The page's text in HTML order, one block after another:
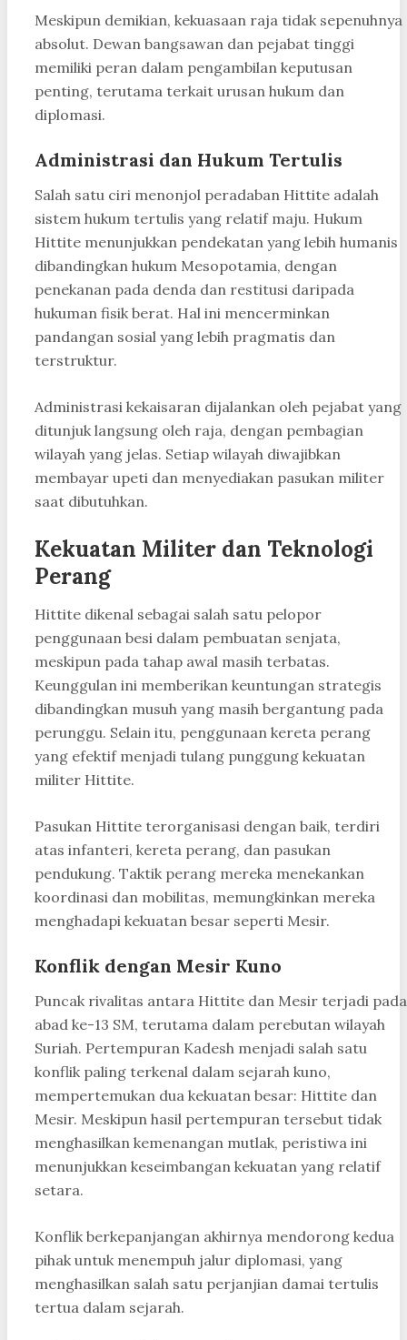
Meskipun demikian, kekuasaan raja tidak sepenuhnya
absolut. Dewan bangsawan dan pejabat tinggi
memiliki peran dalam pengambilan keputusan
penting, terutama terkait urusan hukum dan
diplomasi.
Administrasi dan Hukum Tertulis
Salah satu ciri menonjol peradaban Hittite adalah
sistem hukum tertulis yang relatif maju. Hukum
Hittite menunjukkan pendekatan yang lebih humanis
dibandingkan hukum Mesopotamia, dengan
penekanan pada denda dan restitusi daripada
hukuman fisik berat. Hal ini mencerminkan
pandangan sosial yang lebih pragmatis dan
terstruktur.
Administrasi kekaisaran dijalankan oleh pejabat yang
ditunjuk langsung oleh raja, dengan pembagian
wilayah yang jelas. Setiap wilayah diwajibkan
membayar upeti dan menyediakan pasukan militer
saat dibutuhkan.
Kekuatan Militer dan Teknologi
Perang
Hittite dikenal sebagai salah satu pelopor
penggunaan besi dalam pembuatan senjata,
meskipun pada tahap awal masih terbatas.
Keunggulan ini memberikan keuntungan strategis
dibandingkan musuh yang masih bergantung pada
perunggu. Selain itu, penggunaan kereta perang
yang efektif menjadi tulang punggung kekuatan
militer Hittite.
Pasukan Hittite terorganisasi dengan baik, terdiri
atas infanteri, kereta perang, dan pasukan
pendukung. Taktik perang mereka menekankan
koordinasi dan mobilitas, memungkinkan mereka
menghadapi kekuatan besar seperti Mesir.
Konflik dengan Mesir Kuno
Puncak rivalitas antara Hittite dan Mesir terjadi pada
abad ke-13 SM, terutama dalam perebutan wilayah
Suriah. Pertempuran Kadesh menjadi salah satu
konflik paling terkenal dalam sejarah kuno,
mempertemukan dua kekuatan besar: Hittite dan
Mesir. Meskipun hasil pertempuran tersebut tidak
menghasilkan kemenangan mutlak, peristiwa ini
menunjukkan keseimbangan kekuatan yang relatif
setara.
Konflik berkepanjangan akhirnya mendorong kedua
pihak untuk menempuh jalur diplomasi, yang
menghasilkan salah satu perjanjian damai tertulis
tertua dalam sejarah.